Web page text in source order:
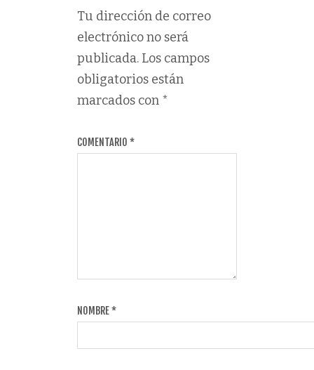
Tu dirección de correo
electrónico no será
publicada. Los campos
obligatorios están
marcados con *
COMENTARIO *
NOMBRE*